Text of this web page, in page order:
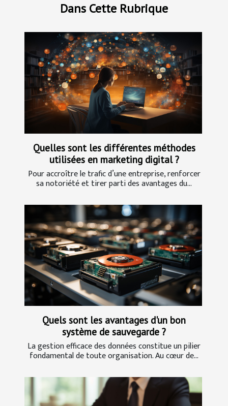
Dans Cette Rubrique
Quelles sont les différentes méthodes
utilisées en marketing digital ?
Pour accroître le trafic d’une entreprise, renforcer
sa notoriété et tirer parti des avantages du...
Quels sont les avantages d'un bon
système de sauvegarde ?
La gestion efficace des données constitue un pilier
fondamental de toute organisation. Au cœur de...